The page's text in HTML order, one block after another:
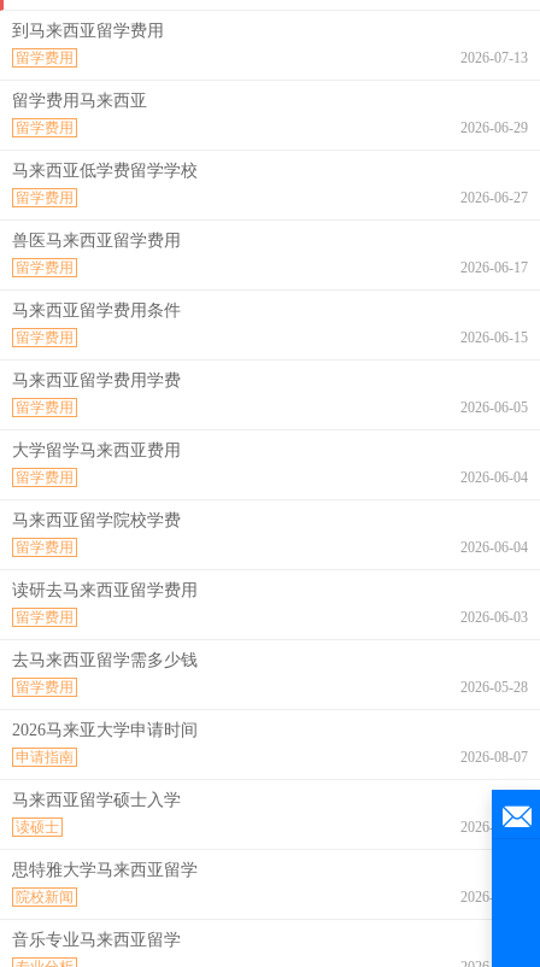
到马来西亚留学费用
2026-07-13
留学费用
留学费用马来西亚
2026-06-29
留学费用
马来西亚低学费留学学校
2026-06-27
留学费用
兽医马来西亚留学费用
2026-06-17
留学费用
马来西亚留学费用条件
2026-06-15
留学费用
马来西亚留学费用学费
2026-06-05
留学费用
大学留学马来西亚费用
2026-06-04
留学费用
马来西亚留学院校学费
2026-06-04
留学费用
读研去马来西亚留学费用
2026-06-03
留学费用
去马来西亚留学需多少钱
2026-05-28
留学费用
2026马来亚大学申请时间
2026-08-07
申请指南
马来西亚留学硕士入学
2026-08-07
读硕士
思特雅大学马来西亚留学
2026-08-07
院校新闻
音乐专业马来西亚留学